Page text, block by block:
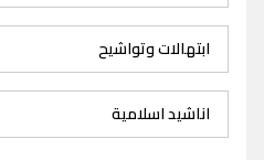
ابتهالات وتواشيح
اناشيد اسلامية